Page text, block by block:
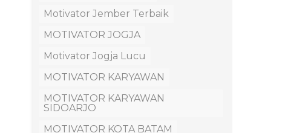
Motivator Jember Terbaik
MOTIVATOR JOGJA
Motivator Jogja Lucu
MOTIVATOR KARYAWAN
MOTIVATOR KARYAWAN
SIDOARJO
MOTIVATOR KOTA BATAM